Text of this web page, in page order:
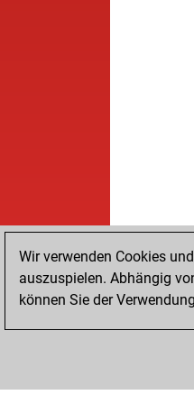
Wir verwenden Cookies
auszuspielen. Abhängig
können Sie der